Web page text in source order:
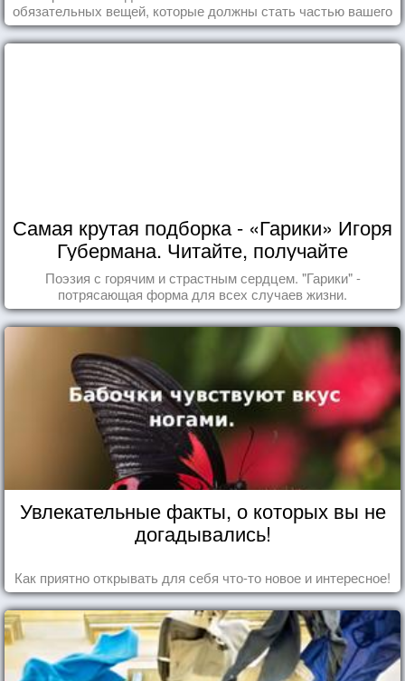
обязательных вещей, которые должны стать частью вашего
дня.
Самая крутая подборка - «Гарики» Игоря
Губермана. Читайте, получайте
удовольствие!
Поэзия с горячим и страстным сердцем. "Гарики" -
потрясающая форма для всех случаев жизни.
Увлекательные факты, о которых вы не
догадывались!
Как приятно открывать для себя что-то новое и интересное!